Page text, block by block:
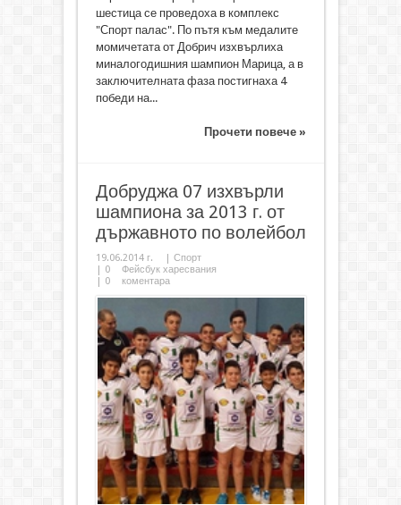
шестица се проведоха в комплекс
"Спорт палас". По пътя към медалите
момичетата от Добрич изхвърлиха
миналогодишния шампион Марица, а в
заключителната фаза постигнаха 4
победи на...
Прочети повече »
Добруджа 07 изхвърли
шампиона за 2013 г. от
държавното по волейбол
19.06.2014 г. | Спорт
| 0
Фейсбук харесвания
| 0 коментара